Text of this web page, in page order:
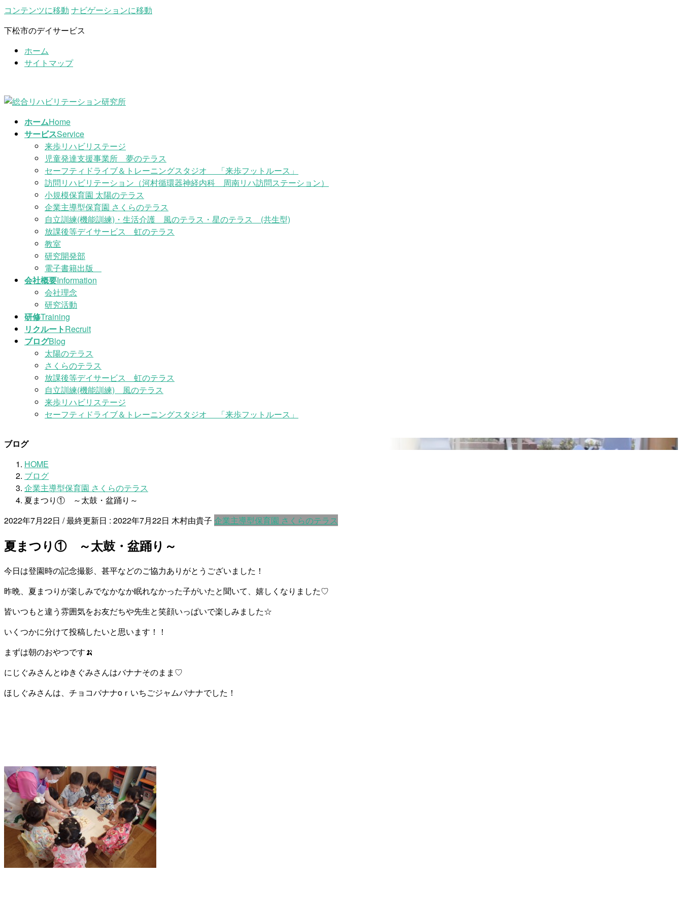
コンテンツに移動 ナビゲーションに移動
下松市のデイサービス
ホーム
サイトマップ
ホームHome
サービスService
来歩リハビリステージ
児童発達支援事業所 夢のテラス
セーフティドライブ＆トレーニングスタジオ 「来歩フットルース」
訪問リハビリテーション（河村循環器神経内科 周南リハ訪問ステーション）
小規模保育園 太陽のテラス
企業主導型保育園 さくらのテラス
自立訓練(機能訓練)・生活介護 風のテラス・星のテラス (共生型)
放課後等デイサービス 虹のテラス
教室
研究開発部
電子書籍出版
会社概要Information
会社理念
研究活動
研修Training
リクルートRecruit
ブログBlog
太陽のテラス
さくらのテラス
放課後等デイサービス 虹のテラス
自立訓練(機能訓練) 風のテラス
来歩リハビリステージ
セーフティドライブ＆トレーニングスタジオ 「来歩フットルース」
ブログ
HOME
ブログ
企業主導型保育園 さくらのテラス
夏まつり① ～太鼓・盆踊り～
2022年7月22日 / 最終更新日 : 2022年7月22日 木村由貴子 企業主導型保育園 さくらのテラス
夏まつり① ～太鼓・盆踊り～
今日は登園時の記念撮影、甚平などのご協力ありがとうございました！
昨晩、夏まつりが楽しみでなかなか眠れなかった子がいたと聞いて、嬉しくなりました♡
皆いつもと違う雰囲気をお友だちや先生と笑顔いっぱいで楽しみました☆
いくつかに分けて投稿したいと思います！！
まずは朝のおやつです🍌
にじぐみさんとゆきぐみさんはバナナそのまま♡
ほしぐみさんは、チョコバナナoｒいちごジャムバナナでした！